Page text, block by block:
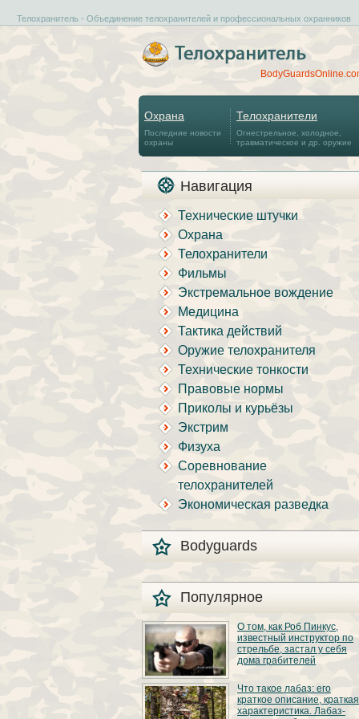
Телохранитель - Объединение телохранителей и профессиональных охранников
Охрана
Последние новости
охраны
Телохранители
Огнестрельное, холодное,
травматическое и др. оружие
Навигация
Технические штучки
Охрана
Телохранители
Фильмы
Экстремальное вождение
Медицина
Тактика действий
Оружие телохранителя
Технические тонкости
Правовые нормы
Приколы и курьёзы
Экстрим
Физуха
Соревнование
телохранителей
Экономическая разведка
Bodyguards
Популярное
О том, как Роб Пинкус,
известный инструктор по
стрельбе, застал у себя
дома грабителей
Вот вы всё говорите:
«В США круто, там
можно любого
постороннего в своём
Что такое лабаз: его
краткое описание, краткая
характеристика. Лабаз-